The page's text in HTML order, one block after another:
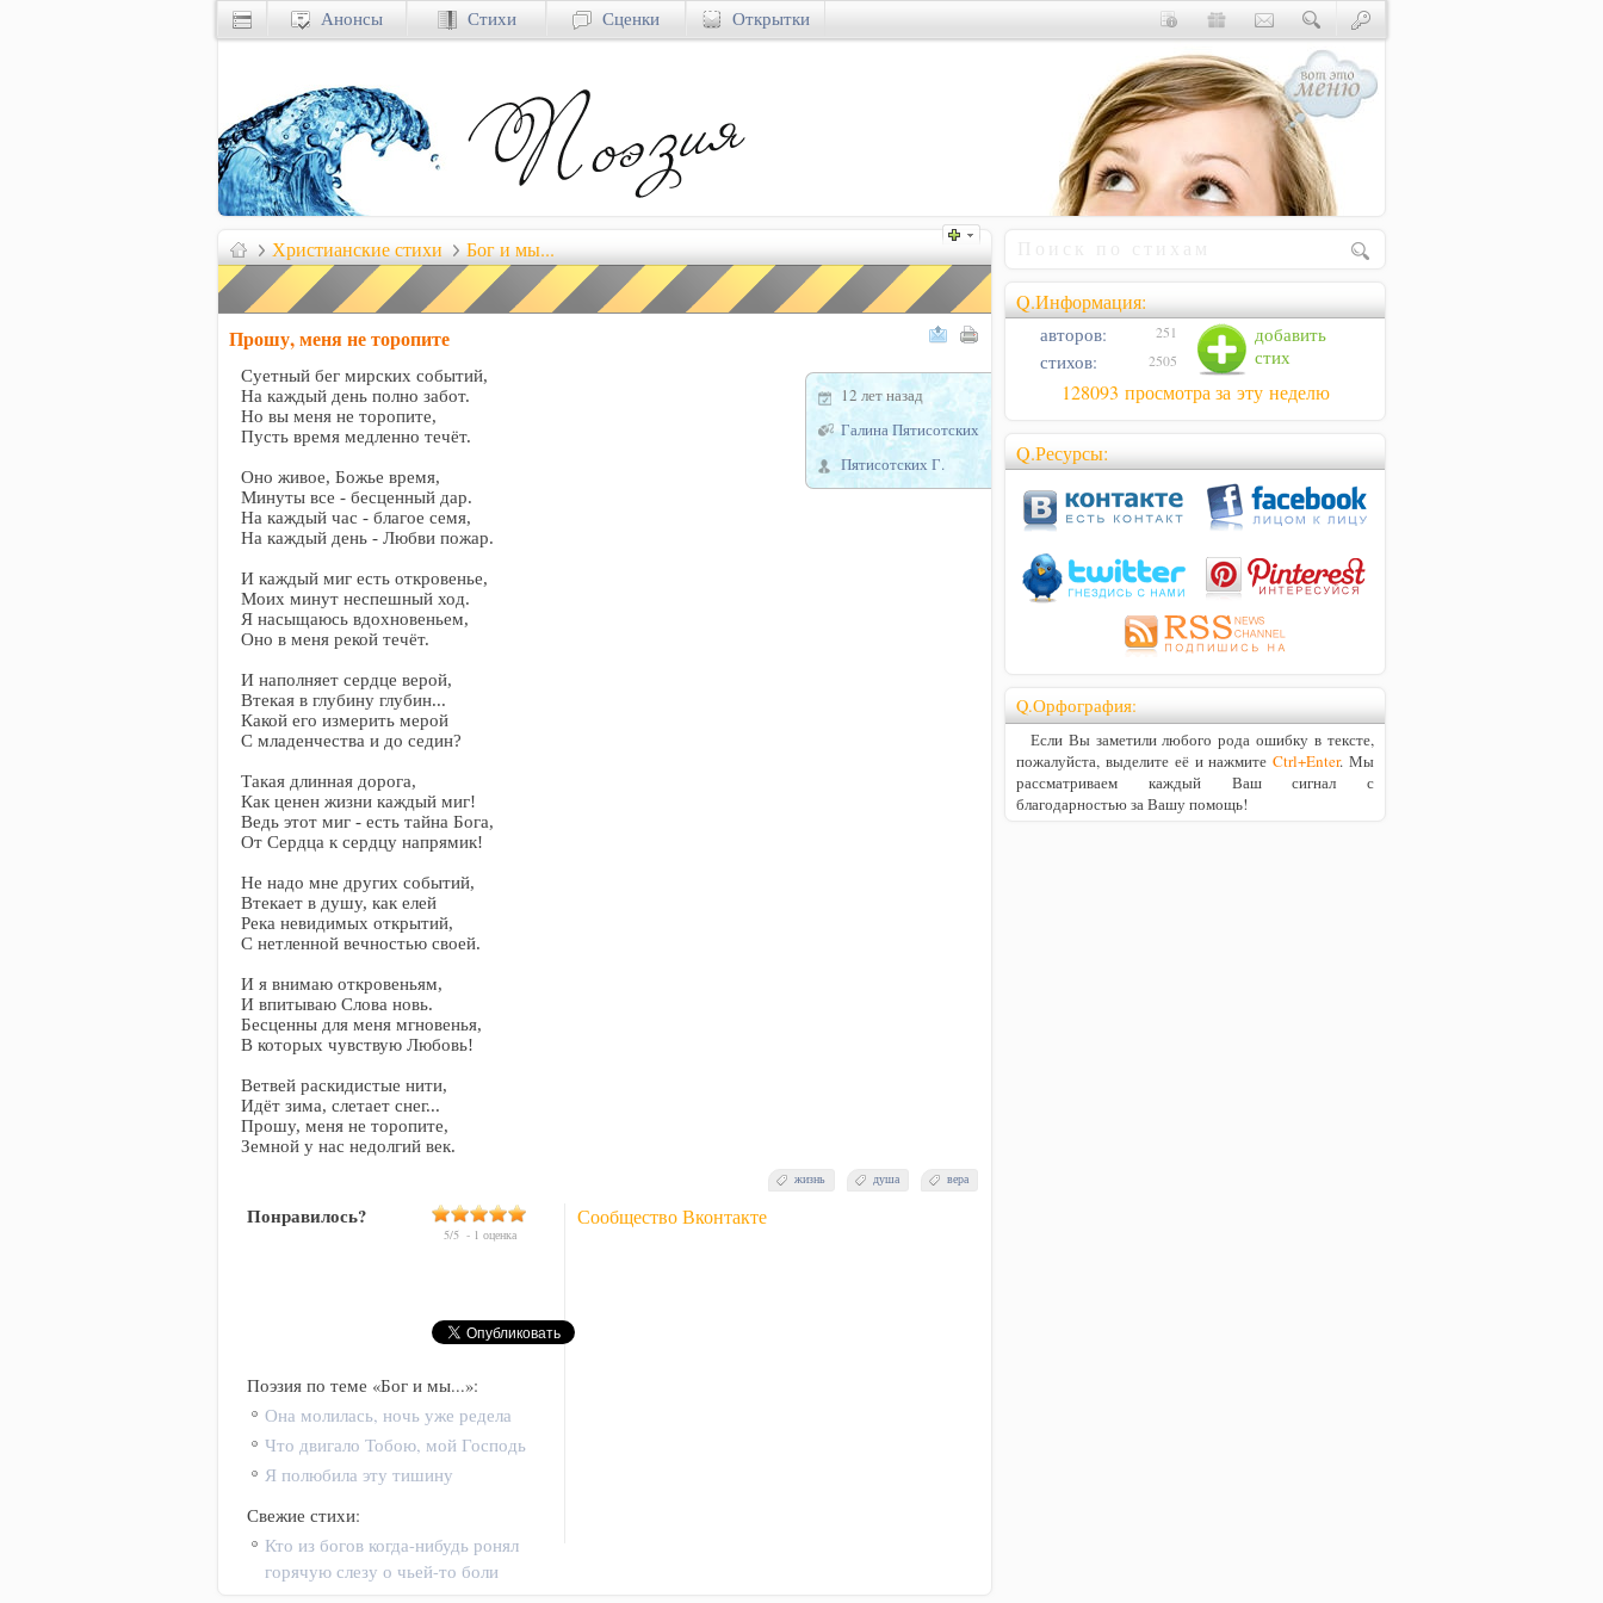
Христианские стихи Бог и мы...
Прошу, меня не торопите
12 лет назад
Галина Пятисотских
Пятисотских Г.
Суетный бег мирских событий,
На каждый день полно забот.
Но вы меня не торопите,
Пусть время медленно течёт.
Оно живое, Божье время,
Минуты все - бесценный дар.
На каждый час - благое семя,
На каждый день - Любви пожар.
И каждый миг есть откровенье,
Моих минут неспешный ход.
Я насыщаюсь вдохновеньем,
Оно в меня рекой течёт.
И наполняет сердце верой,
Втекая в глубину глубин...
Какой его измерить мерой
С младенчества и до седин?
Такая длинная дорога,
Как ценен жизни каждый миг!
Ведь этот миг - есть тайна Бога,
От Сердца к сердцу напрямик!
Не надо мне других событий,
Втекает в душу, как елей
Река невидимых открытий,
С нетленной вечностью своей.
И я внимаю откровеньям,
И впитываю Слова новь.
Бесценны для меня мгновенья,
В которых чувствую Любовь!
Ветвей раскидистые нити,
Идёт зима, слетает снег...
Прошу, меня не торопите,
Земной у нас недолгий век.
вера
душа
жизнь
Сообщество Вконтакте
Понравилось?
5/5- 1 оценка
Поэзия по теме «Бог и мы...»:
Она молилась, ночь уже редела
Что двигало Тобою, мой Господь
Я полюбила эту тишину
Свежие стихи:
Кто из богов когда-нибудь ронял
горячую слезу о чьей-то боли
Q.Информация:
добавить
стих
авторов: 251
стихов: 2505
128093 просмотра за эту неделю
Q.Ресурсы:
Q.Орфография:
Если Вы заметили любого рода ошибку в тексте,
пожалуйста, выделите её и нажмитеCtrl+Enter. Мы
рассматриваем каждый Ваш сигнал с
благодарностью за Вашу помощь!
Анонсы Стихи Сценки Открытки